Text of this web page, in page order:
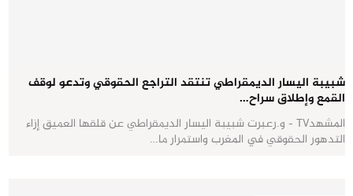
شبيبة اليسار الديمقراطي تنتقد التراجع الحقوقي وتدعو لوقف
القمع وإطلاق سراح…
المشهدTV - و.رعبرت شبيبة اليسار الديمقراطي عن قلقها العميق إزاء
التدهور الحقوقي في المغرب واستمرار ما…